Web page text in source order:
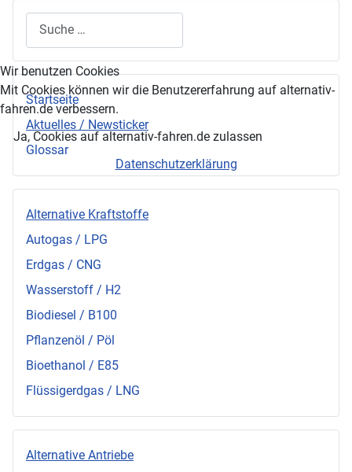
Suchen
Startseite
Aktuelles / Newsticker
Glossar
Alternative Kraftstoffe
Autogas / LPG
Erdgas / CNG
Wasserstoff / H2
Biodiesel / B100
Pflanzenöl / Pöl
Bioethanol / E85
Flüssigerdgas / LNG
Alternative Antriebe
Wir benutzen Cookies
Mit Cookies können wir die Benutzererfahrung auf alternativ-
fahren.de verbessern.
Ja, Cookies auf alternativ-fahren.de zulassen
Datenschutzerklärung